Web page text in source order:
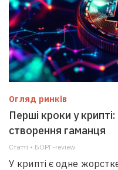
Огляд ринків
Перші кроки у
створення гаманця
Статті • БОРГ-review
У крипті є одне